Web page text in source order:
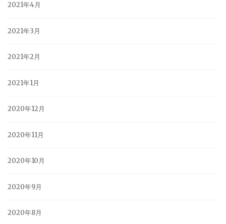
2021年4月
2021年3月
2021年2月
2021年1月
2020年12月
2020年11月
2020年10月
2020年9月
2020年8月